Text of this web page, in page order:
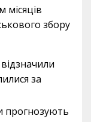
місяців
збору
за
прогнозують